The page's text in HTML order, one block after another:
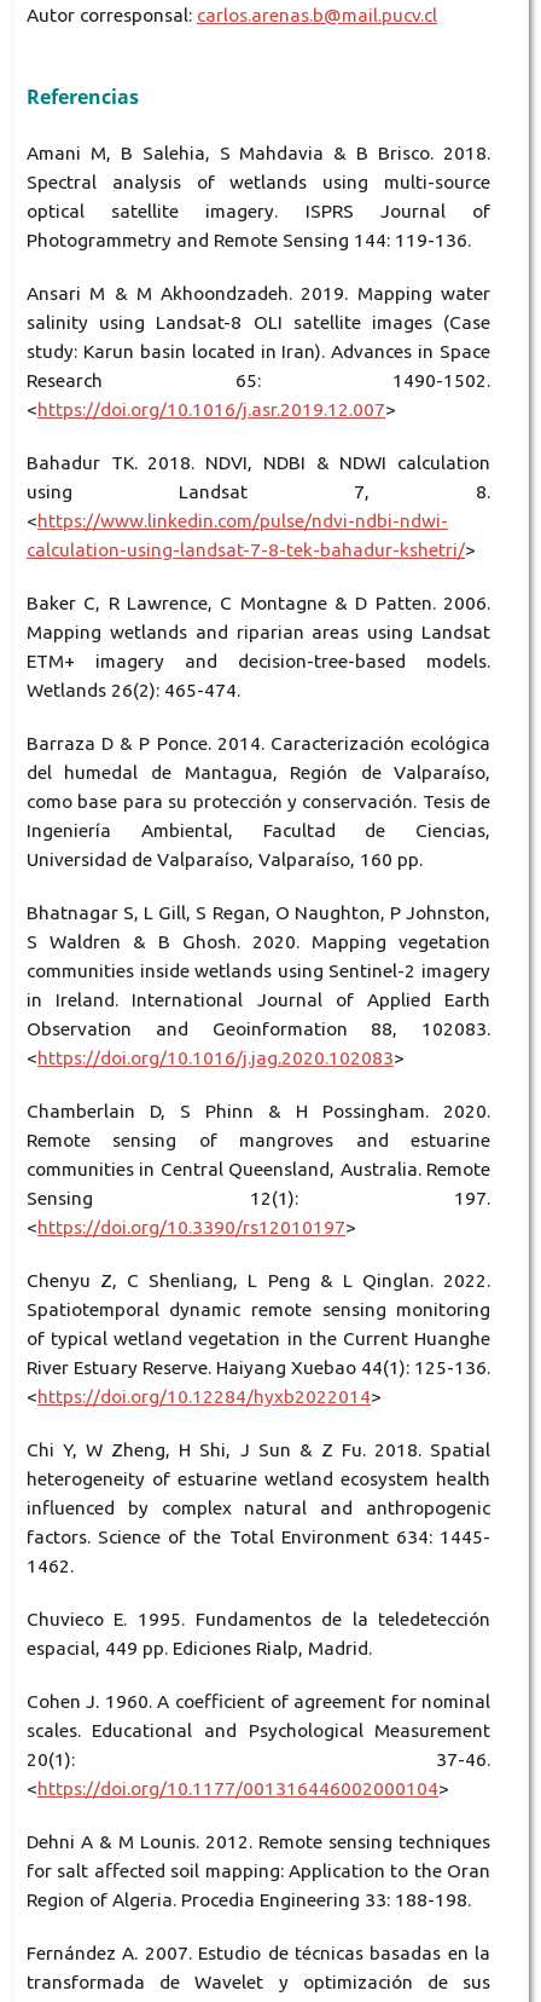
Autor corresponsal: carlos.arenas.b@mail.pucv.cl
Referencias
Amani M, B Salehia, S Mahdavia & B Brisco. 2018.
Spectral analysis of wetlands using multi-source
optical satellite imagery. ISPRS Journal of
Photogrammetry and Remote Sensing 144: 119-136.
Ansari M & M Akhoondzadeh. 2019. Mapping water
salinity using Landsat-8 OLI satellite images (Case
study: Karun basin located in Iran). Advances in Space
Research 65: 1490-1502.
<https://doi.org/10.1016/j.asr.2019.12.007>
Bahadur TK. 2018. NDVI, NDBI & NDWI calculation
using Landsat 7, 8.
<https://www.linkedin.com/pulse/ndvi-ndbi-ndwi-
calculation-using-landsat-7-8-tek-bahadur-kshetri/>
Baker C, R Lawrence, C Montagne & D Patten. 2006.
Mapping wetlands and riparian areas using Landsat
ETM+ imagery and decision-tree-based models.
Wetlands 26(2): 465-474.
Barraza D & P Ponce. 2014. Caracterización ecológica
del humedal de Mantagua, Región de Valparaíso,
como base para su protección y conservación. Tesis de
Ingeniería Ambiental, Facultad de Ciencias,
Universidad de Valparaíso, Valparaíso, 160 pp.
Bhatnagar S, L Gill, S Regan, O Naughton, P Johnston,
S Waldren & B Ghosh. 2020. Mapping vegetation
communities inside wetlands using Sentinel-2 imagery
in Ireland. International Journal of Applied Earth
Observation and Geoinformation 88, 102083.
<https://doi.org/10.1016/j.jag.2020.102083>
Chamberlain D, S Phinn & H Possingham. 2020.
Remote sensing of mangroves and estuarine
communities in Central Queensland, Australia. Remote
Sensing 12(1): 197.
<https://doi.org/10.3390/rs12010197>
Chenyu Z, C Shenliang, L Peng & L Qinglan. 2022.
Spatiotemporal dynamic remote sensing monitoring
of typical wetland vegetation in the Current Huanghe
River Estuary Reserve. Haiyang Xuebao 44(1): 125-136.
<https://doi.org/10.12284/hyxb2022014>
Chi Y, W Zheng, H Shi, J Sun & Z Fu. 2018. Spatial
heterogeneity of estuarine wetland ecosystem health
influenced by complex natural and anthropogenic
factors. Science of the Total Environment 634: 1445-
1462.
Chuvieco E. 1995. Fundamentos de la teledetección
espacial, 449 pp. Ediciones Rialp, Madrid.
Cohen J. 1960. A coefficient of agreement for nominal
scales. Educational and Psychological Measurement
20(1): 37-46.
<https://doi.org/10.1177/001316446002000104>
Dehni A & M Lounis. 2012. Remote sensing techniques
for salt affected soil mapping: Application to the Oran
Region of Algeria. Procedia Engineering 33: 188-198.
Fernández A. 2007. Estudio de técnicas basadas en la
transformada de Wavelet y optimización de sus